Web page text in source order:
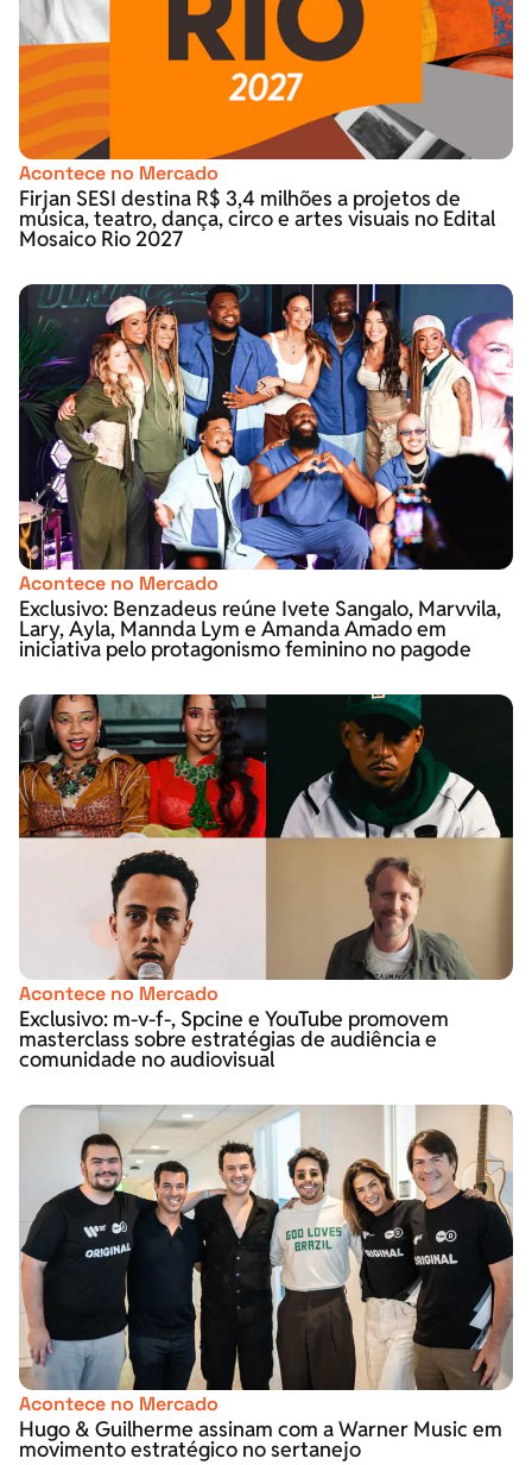
Acontece no Mercado
Firjan SESI destina R$ 3,4 milhões a projetos de
música, teatro, dança, circo e artes visuais no Edital
Mosaico Rio 2027
Acontece no Mercado
Exclusivo: Benzadeus reúne Ivete Sangalo, Marvvila,
Lary, Ayla, Mannda Lym e Amanda Amado em
iniciativa pelo protagonismo feminino no pagode
Acontece no Mercado
Exclusivo: m-v-f-, Spcine e YouTube promovem
masterclass sobre estratégias de audiência e
comunidade no audiovisual
Acontece no Mercado
Hugo & Guilherme assinam com a Warner Music em
movimento estratégico no sertanejo